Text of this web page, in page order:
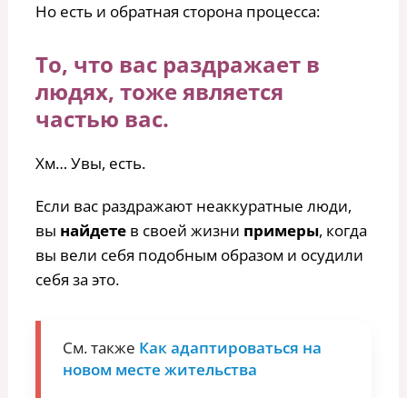
Но есть и обратная сторона процесса:
То, что вас раздражает в
людях, тоже является
частью вас.
Хм… Увы, есть.
Если вас раздражают неаккуратные люди,
вы найдетев своей жизни примеры, когда
вы вели себя подобным образом и осудили
себя за это.
См. также Как адаптироваться на
новом месте жительства